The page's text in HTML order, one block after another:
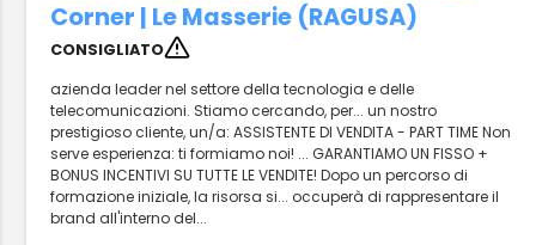
Corner | Le Masserie (RAGUSA)
CONSIGLIATO
azienda leader nel settore della tecnologia e delle
telecomunicazioni. Stiamo cercando, per... un nostro
prestigioso cliente, un/a: ASSISTENTE DI VENDITA - PART TIME Non
serve esperienza: ti formiamo noi! ... GARANTIAMO UN FISSO +
BONUS INCENTIVI SU TUTTE LE VENDITE! Dopo un percorso di
formazione iniziale, la risorsa si... occuperà di rappresentare il
brand all'interno del...